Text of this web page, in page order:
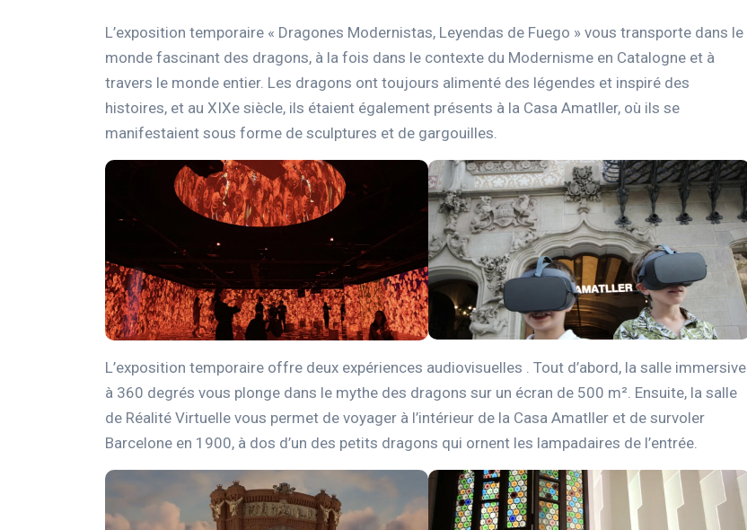
L’exposition temporaire « Dragones Modernistas, Leyendas de Fuego » vous transporte dans le
monde fascinant des dragons, à la fois dans le contexte du Modernisme en Catalogne et à
travers le monde entier. Les dragons ont toujours alimenté des légendes et inspiré des
histoires, et au XIXe siècle, ils étaient également présents à la Casa Amatller, où ils se
manifestaient sous forme de sculptures et de gargouilles.
L’exposition temporaire offre deux expériences audiovisuelles . Tout d’abord, la salle immersive
à 360 degrés vous plonge dans le mythe des dragons sur un écran de 500 m². Ensuite, la salle
de Réalité Virtuelle vous permet de voyager à l’intérieur de la Casa Amatller et de survoler
Barcelone en 1900, à dos d’un des petits dragons qui ornent les lampadaires de l’entrée.